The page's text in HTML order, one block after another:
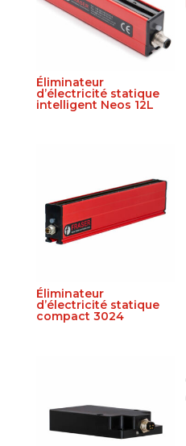
Éliminateur
d’électricité statique
intelligent Neos 12L
Éliminateur
d’électricité statique
compact 3024